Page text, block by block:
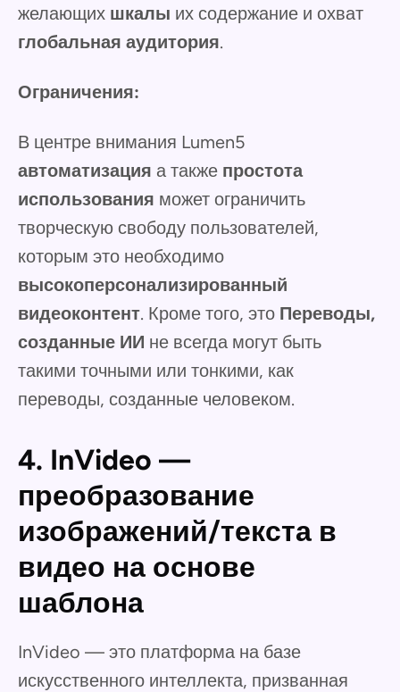
желающих шкалы их содержание и охват
глобальная аудитория.
Ограничения:
В центре внимания Lumen5
автоматизация а также простота
использования может ограничить
творческую свободу пользователей,
которым это необходимо
высокоперсонализированный
видеоконтент. Кроме того, это Переводы,
созданные ИИ не всегда могут быть
такими точными или тонкими, как
переводы, созданные человеком.
4. InVideo —
преобразование
изображений/текста в
видео на основе
шаблона
InVideo — это платформа на базе
искусственного интеллекта, призванная